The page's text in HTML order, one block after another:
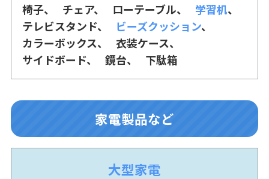
椅子 チェア ローテーブル
学習机
テレビスタンド
ビーズクッション
カラーボックス
衣装ケース
サイドボード
鏡台 下駄箱
家電製品など
大型家電